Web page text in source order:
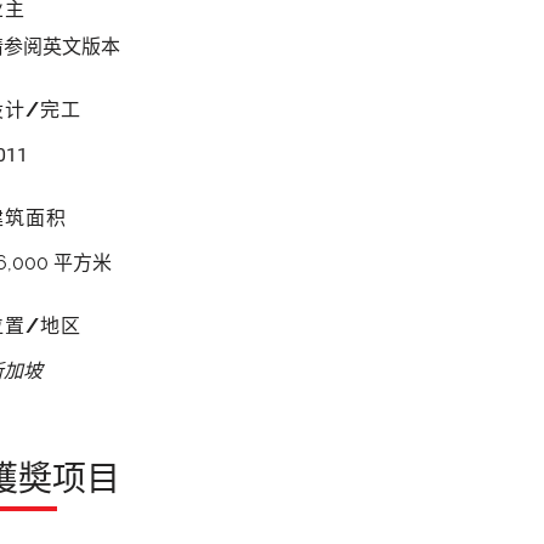
参阅英文版本
计/完工
筑面积
平方米
置/地区
加坡
奬项目